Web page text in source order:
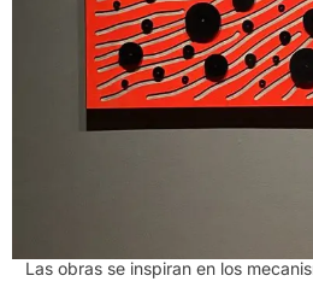
Las obras se inspiran en los